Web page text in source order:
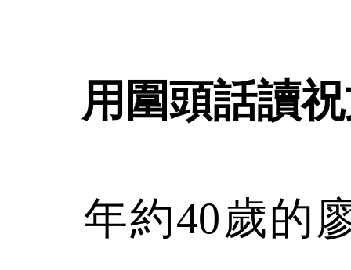
用圍頭話讀
年約40歲的